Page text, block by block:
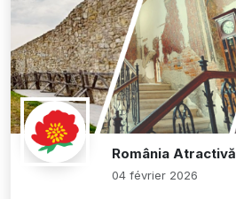
România Atractivă
04 février 2026